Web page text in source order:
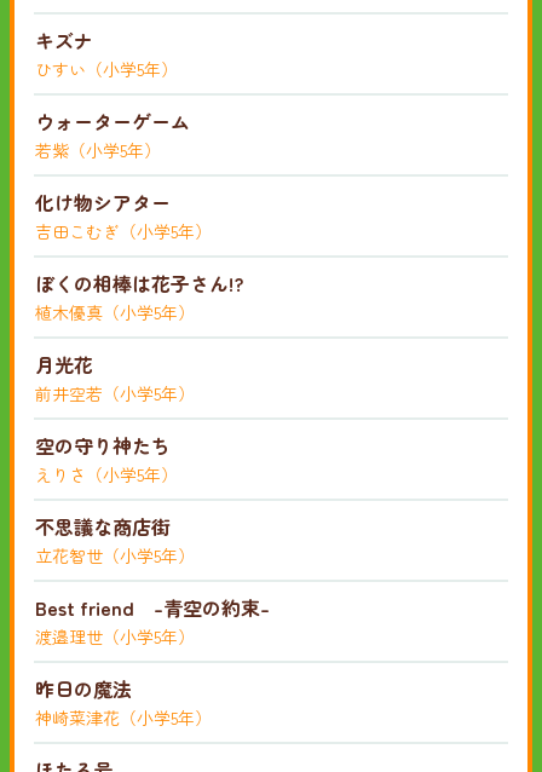
キズナ
ひすい（小学5年）
ウォーターゲーム
若紫（小学5年）
化け物シアター
吉田こむぎ（小学5年）
ぼくの相棒は花子さん!?
植木優真（小学5年）
月光花
前井空若（小学5年）
空の守り神たち
えりさ（小学5年）
不思議な商店街
立花智世（小学5年）
Best friend -青空の約束-
渡邉理世（小学5年）
昨日の魔法
神崎菜津花（小学5年）